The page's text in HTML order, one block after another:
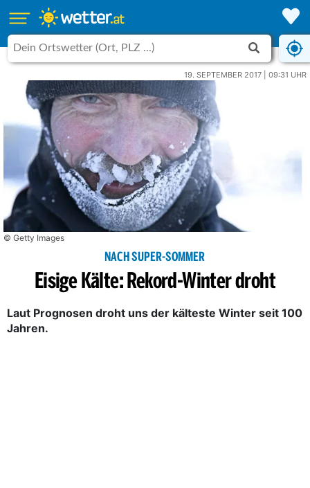
19. SEPTEMBER 2017 | 09:31 UHR
© Getty Images
NACH SUPER-SOMMER
Eisige Kälte: Rekord-Winter droht
Laut Prognosen droht uns der kälteste Winter seit 100
Jahren.